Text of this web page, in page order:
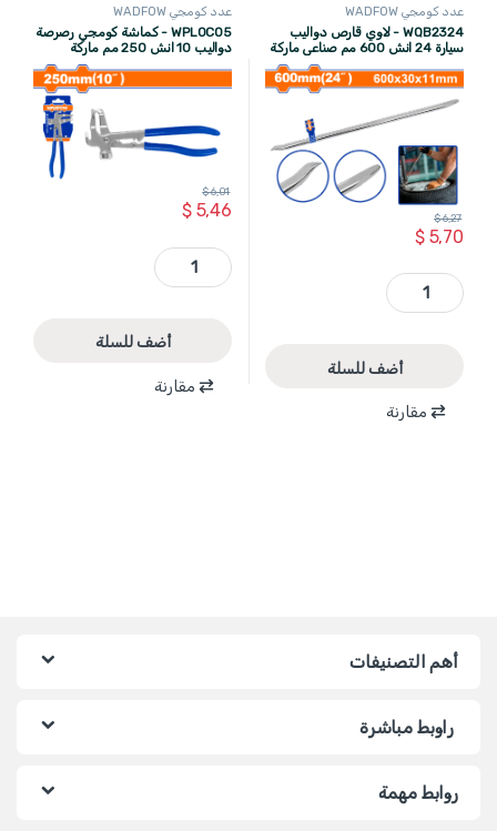
عدد كومجي WADFOW
WQB2324 - لاوي قارص دواليب
سيارة 24 انش 600 مم صناعي ماركة
$5,70
$6,27
WQB2324 - لاوي قارص دواليب سيارة 24 انش 600 مم صناعي ماركة WADFOW quantity
أضف للسلة
مقارنة
عدد كومجي WADFOW
WPL0C05 - كماشة كومجي رصرصة
دواليب 10 انش 250 مم ماركة
$5,46
$6,01
WPL0C05 - كماشة كومجي رصرصة دواليب 10 انش 250 مم ماركة WADFOW quantity
أضف للسلة
مقارنة
أهم التصنيفات
راوبط مباشرة
روابط مهمة